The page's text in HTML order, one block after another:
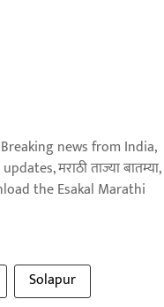
news from India,
मराठी ताज्या बातम्या,
the Esakal Marathi
Solapur